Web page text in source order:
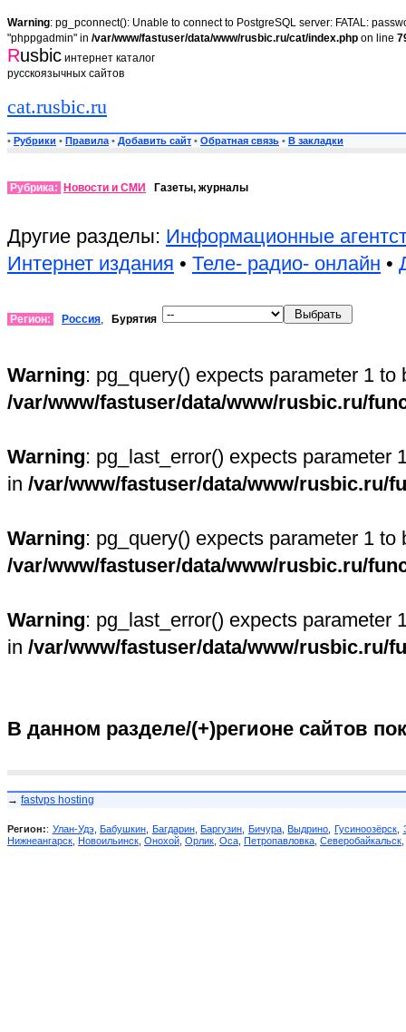
Warning: pg_pconnect(): Unable to connect to PostgreSQL server: FATAL:
"phppgadmin" in /var/www/fastuser/data/www/rusbic.ru/cat/index.php on line
Rusbic интернет каталог
русскоязычных сайтов
cat.rusbic.ru
• Рубрики • Правила • Добавить сайт • Обратная связь • В закладки
Рубрика: Новости и СМИ Газеты, журналы
Другие разделы: Информационные
Интернет издания • Теле- радио- онлайн •
Регион: Россия, Бурятия
Warning: pg_query() expects parameter 1
/var/www/fastuser/data/www/rusbic.ru/
Warning: pg_last_error() expects parameter
in /var/www/fastuser/data/www/rusbic.ru/
Warning: pg_query() expects parameter 1
/var/www/fastuser/data/www/rusbic.ru/
Warning: pg_last_error() expects parameter
in /var/www/fastuser/data/www/rusbic.ru/
В данном разделе/(+)регионе сайтов
→ fastvps hosting
Регион:: Улан-Удэ ,Бабушкин Багдарин,Баргузин Бичура,Выдрино Гусиноозёрск,
Нижнеангарск Новоильинск Онохой Орлик Оса Петропавловка Северобайкальск